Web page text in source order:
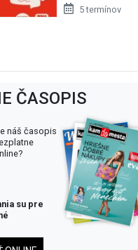
5 termínov
ČASOPIS
náš časopis
su pre